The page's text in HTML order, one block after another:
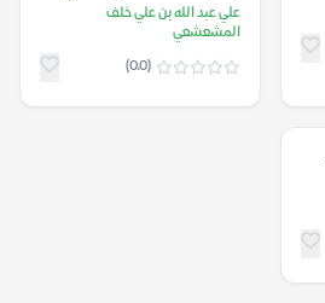
عبد الله بن علي خلف
المشعشعي
علي عبد الله بن علي خلف
المشعشعي
(0.0)